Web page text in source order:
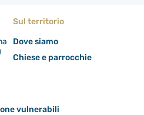
Sul territorio
Dove siamo
Chiese e parrocchie
vulnerabili